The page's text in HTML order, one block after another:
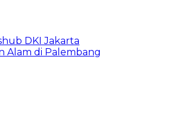
DKI Jakarta
Alam di Palembang